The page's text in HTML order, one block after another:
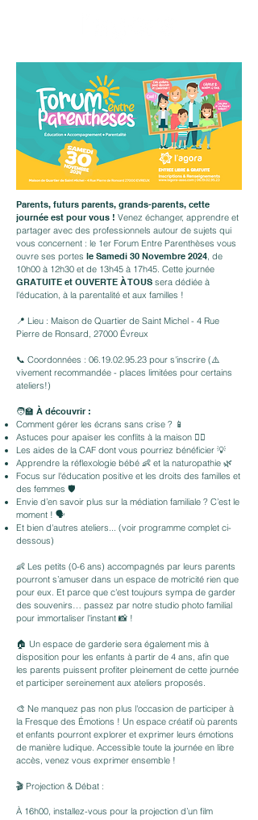
Parents, futurs parents, grands-parents, cette
journée est pour vous ! Venez échanger, apprendre et
partager avec des professionnels autour de sujets qui
vous concernent : le 1er Forum Entre Parenthèses vous
ouvre ses portes le Samedi 30 Novembre 2024, de
10h00 à 12h30 et de 13h45 à 17h45. Cette journée
GRATUITE et OUVERTE À TOUS sera dédiée à
l'éducation, à la parentalité et aux familles !
📍 Lieu : Maison de Quartier de Saint Michel - 4 Rue
Pierre de Ronsard, 27000 Évreux
📞 Coordonnées : 06.19.02.95.23 pour s'inscrire (⚠️
vivement recommandée - places limitées pour certains
ateliers!)
🧑‍🏫 À découvrir :
Comment gérer les écrans sans crise ? 📱
Astuces pour apaiser les conflits à la maison 🧘‍♀️
Les aides de la CAF dont vous pourriez bénéficier 💡
Apprendre la réflexologie bébé 👶 et la naturopathie 🌿
Focus sur l'éducation positive et les droits des familles et
des femmes 🛡️
Envie d’en savoir plus sur la médiation familiale ? C’est le
moment ! 🗣️
Et bien d'autres ateliers... (voir programme complet ci-
dessous)
👶 Les petits (0-6 ans) accompagnés par leurs parents
pourront s’amuser dans un espace de motricité rien que
pour eux. Et parce que c'est toujours sympa de garder
des souvenirs… passez par notre studio photo familial
pour immortaliser l'instant 📸 !
🏠 Un espace de garderie sera également mis à
disposition pour les enfants à partir de 4 ans, afin que
les parents puissent profiter pleinement de cette journée
et participer sereinement aux ateliers proposés.
🎨 Ne manquez pas non plus l'occasion de participer à
la Fresque des Émotions ! Un espace créatif où parents
et enfants pourront explorer et exprimer leurs émotions
de manière ludique. Accessible toute la journée en libre
accès, venez vous exprimer ensemble !
🎬 Projection & Débat :
À 16h00, installez-vous pour la projection d’un film